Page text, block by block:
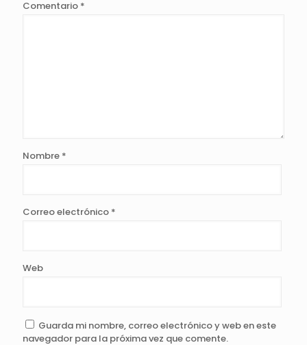
Comentario *
Nombre *
Correo electrónico *
Web
Guarda mi nombre, correo electrónico y web en este
navegador para la próxima vez que comente.